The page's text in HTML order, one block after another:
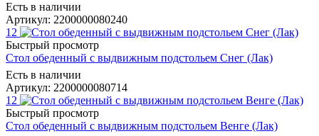
Есть в наличии
Артикул: 2200000080240
12
Быстрый просмотр
Стол обеденный с выдвижным подстольем Снег (Лак)
Есть в наличии
Артикул: 2200000080714
12
Быстрый просмотр
Стол обеденный с выдвижным подстольем Венге (Лак)